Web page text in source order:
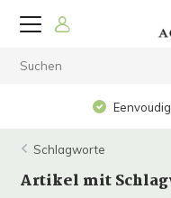
Schlagworte
Artikel mit